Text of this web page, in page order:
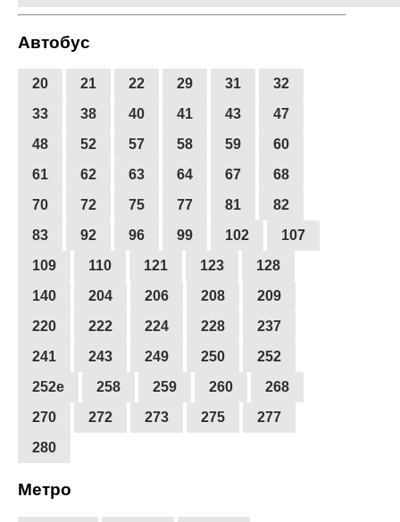
Автобус
20 21 22 29 31
32
33
38 40 41 43
47
48
52 57 58 59
60
61
62 63 64 67
68
70
72 75 77 81
82
83
92 96 99 102
107
109
110 121 123
128
140
204 206 208
209
220
222 224 228
237
241
243 249 250
252
252е
258 259 260
268
270
272 273 275
277
280
Метро